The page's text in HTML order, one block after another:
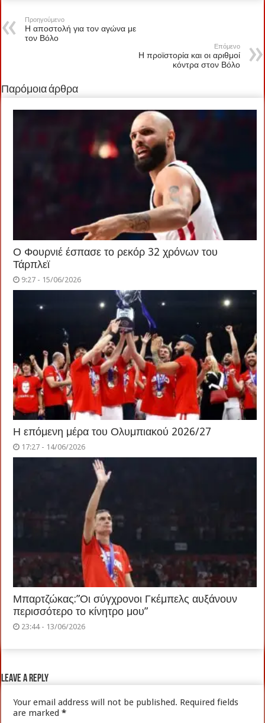
Προηγούμενο
Η αποστολή για τον αγώνα με
τον Βόλο
Επόμενο
Η προϊστορία και οι αριθμοί
κόντρα στον Βόλο
Παρόμοια άρθρα
Ο Φουρνιέ έσπασε το ρεκόρ 32 χρόνων του
Τάρπλεϊ
9:27 - 15/06/2026
Η επόμενη μέρα του Ολυμπιακού 2026/27
17:27 - 14/06/2026
Μπαρτζώκας:”Οι σύγχρονοι Γκέμπελς αυξάνουν
περισσότερο το κίνητρο μου”
23:44 - 13/06/2026
Leave a Reply
Your email address will not be published. Required fields
are marked*